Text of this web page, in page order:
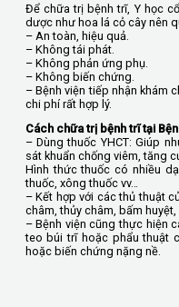
Để chữa trị bệnh trĩ, Y học
dược như hoa lá cỏ cây nên
– An toàn, hiệu quả.
– Không tái phát.
– Không phản ứng phụ.
– Không biến chứng.
– Bệnh viện tiếp nhận khám
chi phí rất hợp lý.
Cách chữa trị bệnh trĩ tại
– Dùng thuốc YHCT: Giúp
sát khuẩn chống viêm, tăng
Hình thức thuốc có nhiều
thuốc, xông thuốc vv…
– Kết hợp với các thủ thuật
châm, thủy châm, bấm
– Bệnh viện cũng thực hiện
teo búi trĩ hoặc phẩu thuật
hoặc biến chứng nặng nề.